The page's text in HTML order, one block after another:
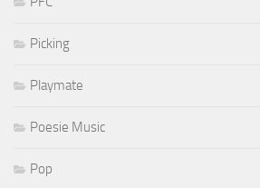
Picking
Playmate
Poesie Music
Pop